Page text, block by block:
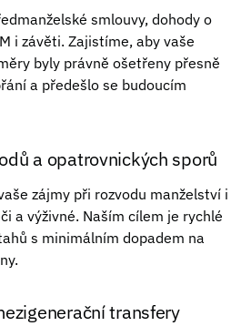
smlouvy, dohody o
i závěti. Zajistíme, aby vaše
byly právně ošetřeny přesně
a předešlo se budoucím
a opatrovnických sporů
zájmy při rozvodu manželství i
a výživné. Naším cílem je rychlé
s minimálním dopadem na
transfery